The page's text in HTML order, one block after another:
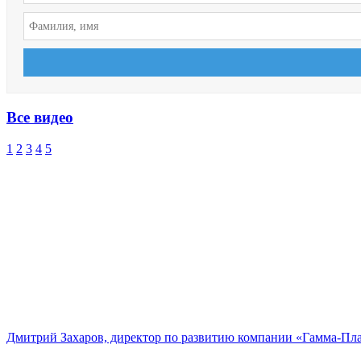
Все видео
1 2 3 4 5
Дмитрий Захаров, директор по развитию компании «Гамма-